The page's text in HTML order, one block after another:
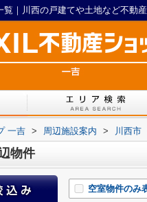
一吉 > 周辺施設案内 > 川西市
物件
空室物件のみ